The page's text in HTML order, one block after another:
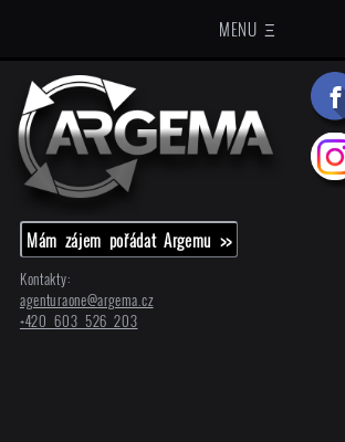
MENU Ξ
Mám zájem pořádat Argemu >>
Kontakty:
agenturaone@argema.cz
+420 603 526 203